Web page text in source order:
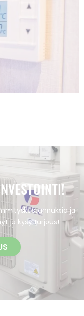
ja
ja kysy tarjous!